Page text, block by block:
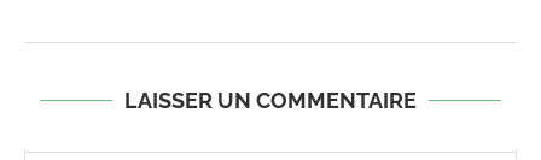
LAISSER UN COMMENTAIRE